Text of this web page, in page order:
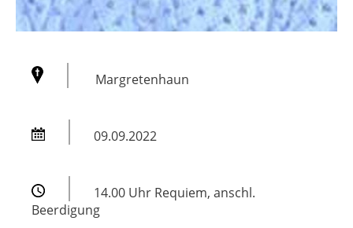
Margretenhaun
09.09.2022
14.00 Uhr Requiem, anschl.
Beerdigung